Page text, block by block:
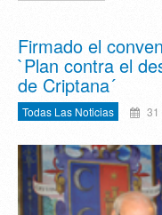
Firmado el
`Plan contra el
de Criptana´
Todas Las Noticias 31